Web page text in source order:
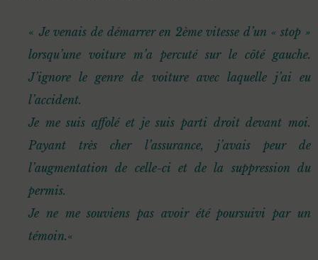
«Je venais de démarrer en 2ème vitesse d’un « stop »
lorsqu’une voiture m’a percuté sur le côté gauche.
J’ignore le genre de voiture avec laquelle j’ai eu
l’accident.
Je me suis affolé et je suis parti droit devant moi.
Payant très cher l’assurance, j’avais peur de
l’augmentation de celle-ci et de la suppression du
permis.
Je ne me souviens pas avoir été poursuivi par un
témoin.«